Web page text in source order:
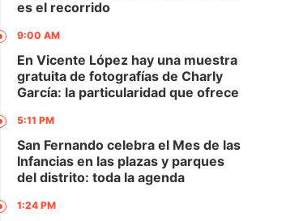
es el recorrido
9:00 AM
En Vicente López hay una muestra
gratuita de fotografías de Charly
García: la particularidad que ofrece
5:11 PM
San Fernando celebra el Mes de las
Infancias en las plazas y parques
del distrito: toda la agenda
1:24 PM